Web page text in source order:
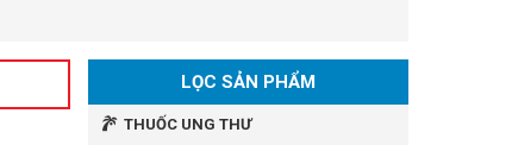
LỌC SẢN PHẨM
THUỐC UNG THƯ